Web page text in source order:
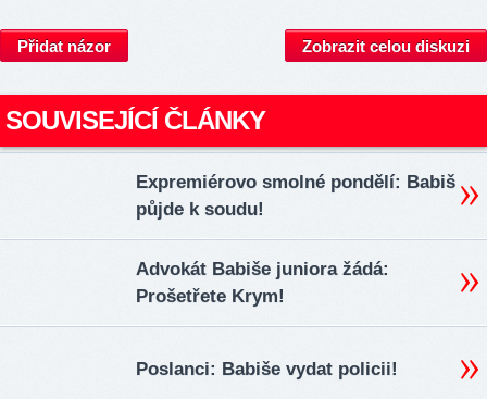
Přidat názor Zobrazit celou diskuzi
SOUVISEJÍCÍ ČLÁNKY
Expremiérovo smolné pondělí: Babiš
půjde k soudu!
Advokát Babiše juniora žádá:
Prošetřete Krym!
Poslanci: Babiše vydat policii!